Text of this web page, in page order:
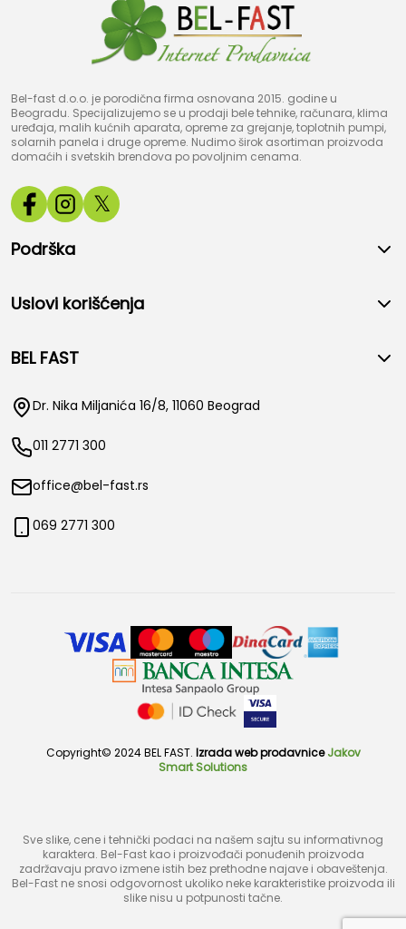
Bel-fast d.o.o. je porodična firma osnovana 2015. godine u
Beogradu. Specijalizujemo se u prodaji bele tehnike, računara, klima
uređaja, malih kućnih aparata, opreme za grejanje, toplotnih pumpi,
solarnih panela i druge opreme. Nudimo širok asortiman proizvoda
domaćih i svetskih brendova po povoljnim cenama.
𝕏
Podrška
Uslovi korišćenja
BEL FAST
Dr. Nika Miljanića 16/8, 11060 Beograd
011 2771 300
office@bel-fast.rs
069 2771 300
Copyright© 2024 BEL FAST. Izrada web prodavnice Jakov
Smart Solutions
Sve slike, cene i tehnički podaci na našem sajtu su informativnog
karaktera. Bel-Fast kao i proizvođači ponuđenih proizvoda
zadržavaju pravo izmene istih bez prethodne najave i obaveštenja.
Bel-Fast ne snosi odgovornost ukoliko neke karakteristike proizvoda ili
slike nisu u potpunosti tačne.